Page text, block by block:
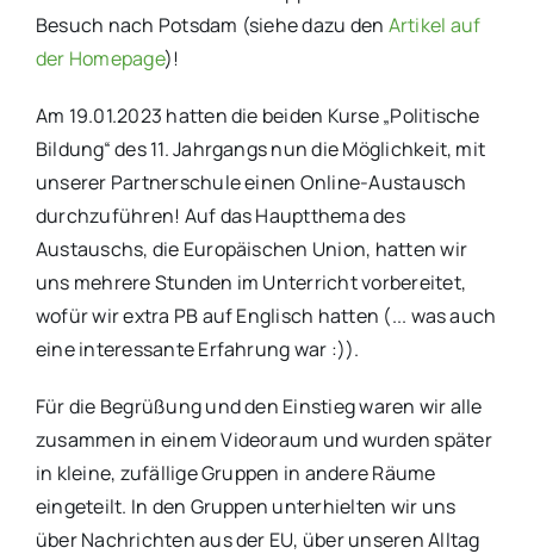
Besuch nach Potsdam (siehe dazu den Artikel auf
der Homepage)!
Am 19.01.2023 hatten die beiden Kurse „Politische
Bildung“ des 11. Jahrgangs nun die Möglichkeit, mit
unserer Partnerschule einen Online-Austausch
durchzuführen! Auf das Hauptthema des
Austauschs, die Europäischen Union, hatten wir
uns mehrere Stunden im Unterricht vorbereitet,
wofür wir extra PB auf Englisch hatten (... was auch
eine interessante Erfahrung war :)).
Für die Begrüßung und den Einstieg waren wir alle
zusammen in einem Videoraum und wurden später
in kleine, zufällige Gruppen in andere Räume
eingeteilt. In den Gruppen unterhielten wir uns
über Nachrichten aus der EU, über unseren Alltag